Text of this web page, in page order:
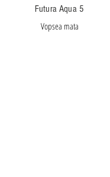
Futura Aqua 5
Vopsea mata